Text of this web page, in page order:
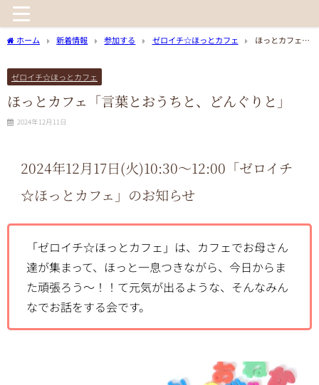
ホーム 新着情報 参加する ゼロイチ☆ほっとカフェ
ほっとカフェ
ゼロイチ☆ほっとカフェ
ほっとカフェ「言葉とおうちと、どんぐりと」
2024年12月11日
2024年12月17日(火)10:30〜12:00 「ゼロイチ
☆ほっとカフェ」のお知らせ
「ゼロイチ☆ほっとカフェ」は、カフェでお母さん
達が集まって、ほっと一息つきながら、今日からま
た頑張ろう～！！て元気が出るような、そんなみん
なでお話をする会です。